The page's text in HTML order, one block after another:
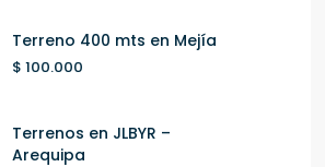
Terreno 400 mts en Mejía
$ 100.000
Terrenos en JLBYR –
Arequipa